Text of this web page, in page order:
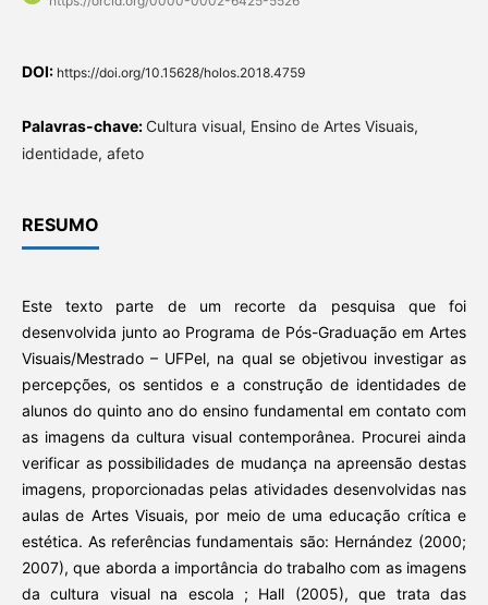
DOI: https://doi.org/10.15628/holos.2018.4759
Palavras-chave: Cultura visual, Ensino de Artes Visuais,
identidade, afeto
RESUMO
Este texto parte de um recorte da pesquisa que foi
desenvolvida junto ao Programa de Pós-Graduação em Artes
Visuais/Mestrado – UFPel, na qual se objetivou investigar as
percepções, os sentidos e a construção de identidades de
alunos do quinto ano do ensino fundamental em contato com
as imagens da cultura visual contemporânea. Procurei ainda
verificar as possibilidades de mudança na apreensão destas
imagens, proporcionadas pelas atividades desenvolvidas nas
aulas de Artes Visuais, por meio de uma educação crítica e
estética. As referências fundamentais são: Hernández (2000;
2007), que aborda a importância do trabalho com as imagens
da cultura visual na escola ; Hall (2005), que trata das